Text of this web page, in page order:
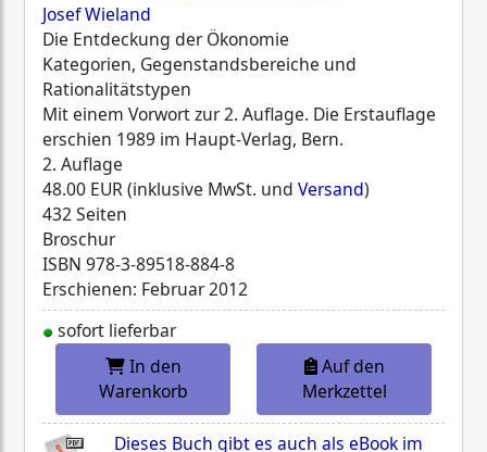
Josef Wieland
Die Entdeckung der Ökonomie
Kategorien, Gegenstandsbereiche und
Rationalitätstypen
Mit einem Vorwort zur 2. Auflage. Die Erstauflage
erschien 1989 im Haupt-Verlag, Bern.
2. Auflage
48.00 EUR (inklusive MwSt. und Versand)
432 Seiten
Broschur
ISBN 978-3-89518-884-8
Erschienen: Februar 2012
sofort lieferbar
In den
Warenkorb
Auf den
Merkzettel
Dieses Buch gibt es auch als eBook im